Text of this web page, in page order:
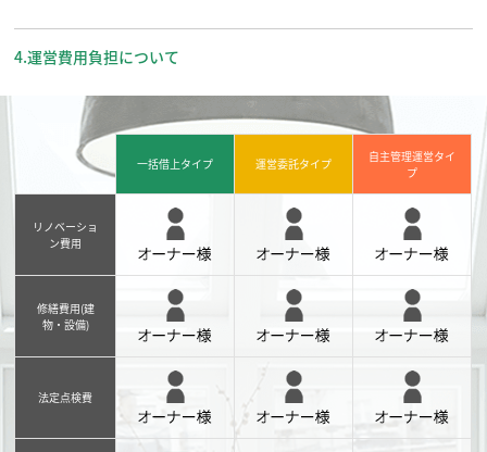
4.運営費用負担について
一括借上タイプ 運営委託タイプ
自主管理運営タイ
プ
リノベーショ
ン費用
修繕費用(建
物・設備)
法定点検費